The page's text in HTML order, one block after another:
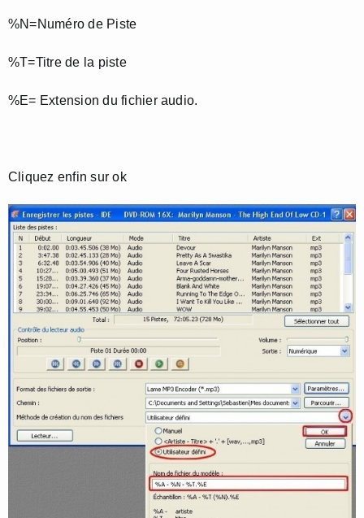
%N=Numéro de Piste
%T=Titre de la piste
%E= Extension du fichier audio.
Cliquez enfin sur ok